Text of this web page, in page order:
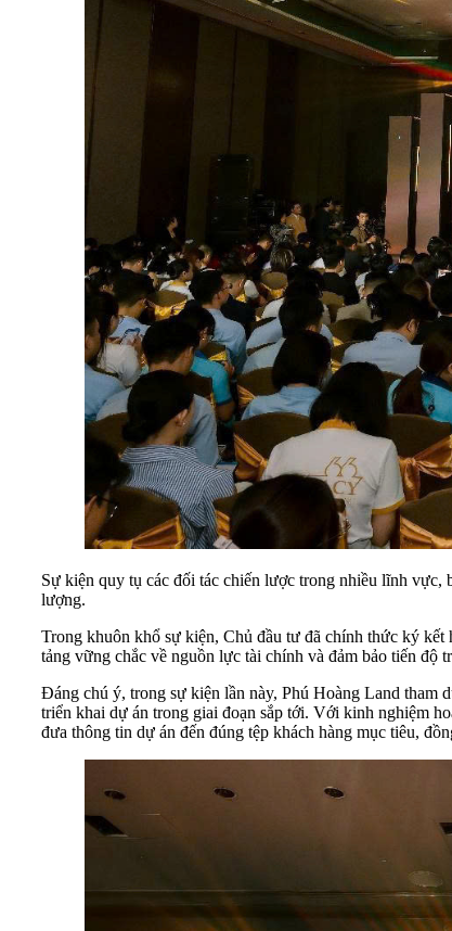
Sự kiện quy tụ các đối tác chiến lược trong nhiều lĩnh vực,
lượng.
Trong khuôn khổ sự kiện, Chủ đầu tư đã chính thức ký
tảng vững chắc về nguồn lực tài chính và đảm bảo tiến độ
Đáng chú ý, trong sự kiện lần này, Phú Hoàng Land
triển khai dự án trong giai đoạn sắp tới. Với kinh nghiệm
đưa thông tin dự án đến đúng tệp khách hàng mục tiêu,